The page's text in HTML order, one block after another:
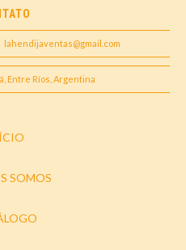
lahendijaventas@gmail.com
Entre Ríos, Argentina
SOMOS